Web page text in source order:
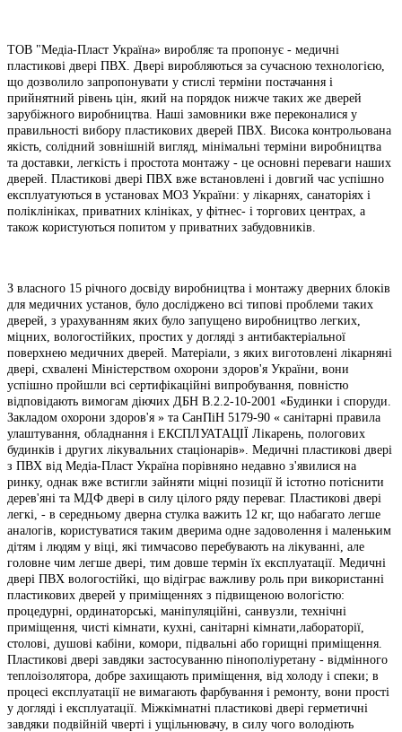
ТОВ "Медіа-Пласт Україна» виробляє та пропонує - медичні
пластикові двері ПВХ. Двері виробляються за сучасною технологією,
що дозволило запропонувати у стислі терміни постачання і
прийнятний рівень цін, який на порядок нижче таких же дверей
зарубіжного виробництва. Наші замовники вже переконалися у
правильності вибору пластикових дверей ПВХ. Висока контрольована
якість, солідний зовнішній вигляд, мінімальні терміни виробництва
та доставки, легкість і простота монтажу - це основні переваги наших
дверей. Пластикові двері ПВХ вже встановлені і довгий час успішно
експлуатуються в установах МОЗ України: у лікарнях, санаторіях і
поліклініках, приватних клініках, у фітнес- і торгових центрах, а
також користуються попитом у приватних забудовників.
З власного 15 річного досвіду виробництва і монтажу дверних блоків
для медичних установ, було досліджено всі типові проблеми таких
дверей, з урахуванням яких було запущено виробництво легких,
міцних, вологостійких, простих у догляді з антибактеріальної
поверхнею медичних дверей. Матеріали, з яких виготовлені лікарняні
двері, схвалені Міністерством охорони здоров'я України, вони
успішно пройшли всі сертифікаційні випробування, повністю
відповідають вимогам діючих ДБН В.2.2-10-2001 «Будинки і споруди.
Закладом охорони здоров'я » та СанПіН 5179-90 « санітарні правила
улаштування, обладнання і ЕКСПЛУАТАЦІЇ Лікарень, пологових
будинків і других лікувальних стаціонарів». Медичні пластикові двері
з ПВХ від Медіа-Пласт Україна порівняно недавно з'явилися на
ринку, однак вже встигли зайняти міцні позиції й істотно потіснити
дерев'яні та МДФ двері в силу цілого ряду переваг. Пластикові двері
легкі, - в середньому дверна стулка важить 12 кг, що набагато легше
аналогів, користуватися таким дверима одне задоволення і маленьким
дітям і людям у віці, які тимчасово перебувають на лікуванні, але
головне чим легше двері, тим довше термін їх експлуатації. Медичні
двері ПВХ вологостійкі, що відіграє важливу роль при використанні
пластикових дверей у приміщеннях з підвищеною вологістю:
процедурні, ординаторські, маніпуляційні, санвузли, технічні
приміщення, чисті кімнати, кухні, санітарні кімнати,лабораторії,
столові, душові кабіни, комори, підвальні або горищні приміщення.
Пластикові двері завдяки застосуванню пінополіуретану - відмінного
теплоізолятора, добре захищають приміщення, від холоду і спеки; в
процесі експлуатації не вимагають фарбування і ремонту, вони прості
у догляді і експлуатації. Міжкімнатні пластикові двері герметичні
завдяки подвійній чверті і ущільнювачу, в силу чого володіють